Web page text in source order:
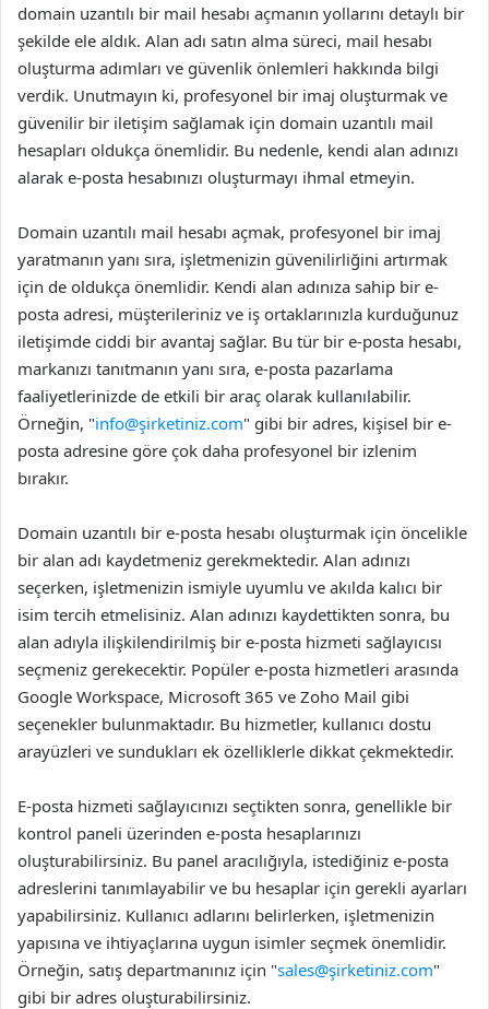
domain uzantılı bir mail hesabı açmanın yollarını detaylı bir
şekilde ele aldık. Alan adı satın alma süreci, mail hesabı
oluşturma adımları ve güvenlik önlemleri hakkında bilgi
verdik. Unutmayın ki, profesyonel bir imaj oluşturmak ve
güvenilir bir iletişim sağlamak için domain uzantılı mail
hesapları oldukça önemlidir. Bu nedenle, kendi alan adınızı
alarak e-posta hesabınızı oluşturmayı ihmal etmeyin.
Domain uzantılı mail hesabı açmak, profesyonel bir imaj
yaratmanın yanı sıra, işletmenizin güvenilirliğini artırmak
için de oldukça önemlidir. Kendi alan adınıza sahip bir e-
posta adresi, müşterileriniz ve iş ortaklarınızla kurduğunuz
iletişimde ciddi bir avantaj sağlar. Bu tür bir e-posta hesabı,
markanızı tanıtmanın yanı sıra, e-posta pazarlama
faaliyetlerinizde de etkili bir araç olarak kullanılabilir.
Örneğin, "info@şirketiniz.com" gibi bir adres, kişisel bir e-
posta adresine göre çok daha profesyonel bir izlenim
bırakır.
Domain uzantılı bir e-posta hesabı oluşturmak için öncelikle
bir alan adı kaydetmeniz gerekmektedir. Alan adınızı
seçerken, işletmenizin ismiyle uyumlu ve akılda kalıcı bir
isim tercih etmelisiniz. Alan adınızı kaydettikten sonra, bu
alan adıyla ilişkilendirilmiş bir e-posta hizmeti sağlayıcısı
seçmeniz gerekecektir. Popüler e-posta hizmetleri arasında
Google Workspace, Microsoft 365 ve Zoho Mail gibi
seçenekler bulunmaktadır. Bu hizmetler, kullanıcı dostu
arayüzleri ve sundukları ek özelliklerle dikkat çekmektedir.
E-posta hizmeti sağlayıcınızı seçtikten sonra, genellikle bir
kontrol paneli üzerinden e-posta hesaplarınızı
oluşturabilirsiniz. Bu panel aracılığıyla, istediğiniz e-posta
adreslerini tanımlayabilir ve bu hesaplar için gerekli ayarları
yapabilirsiniz. Kullanıcı adlarını belirlerken, işletmenizin
yapısına ve ihtiyaçlarına uygun isimler seçmek önemlidir.
Örneğin, satış departmanınız için "sales@şirketiniz.com"
gibi bir adres oluşturabilirsiniz.